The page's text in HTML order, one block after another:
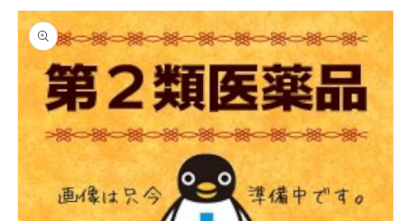
제품 정보
로 건너뛰
기